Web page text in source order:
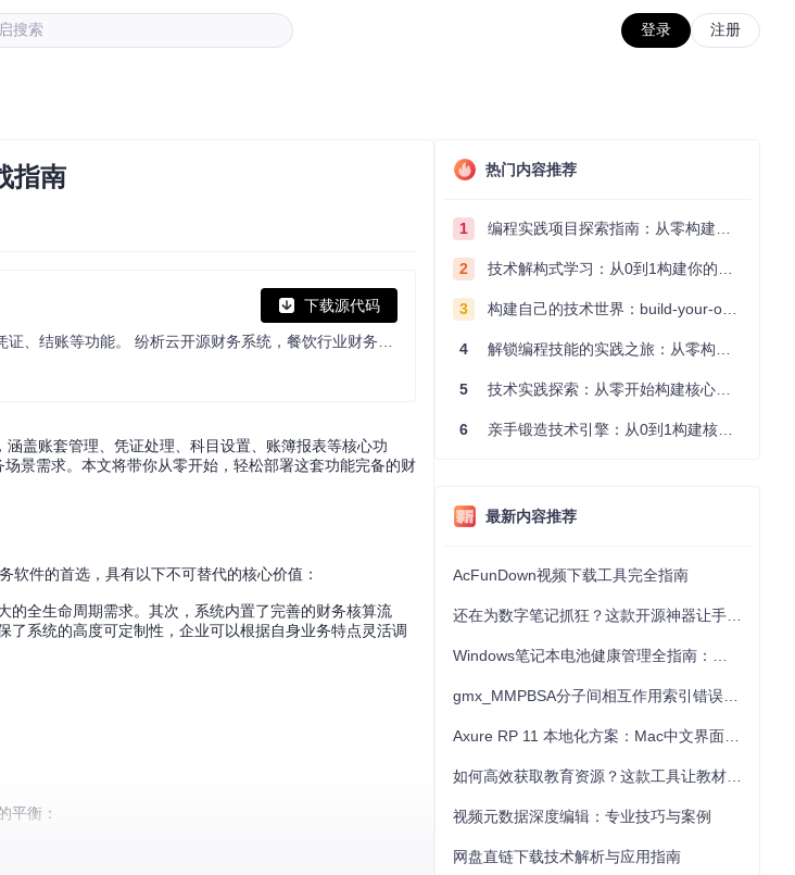
搜索 登录 注册
指南
下载源代码
盖账套管理、凭证处理、科目设置、账簿报表等核心功
景需求。本文将带你从零开始，轻松部署这套功能完备的财
件的首选，具有以下不可替代的核心价值：
的全生命周期需求。其次，系统内置了完善的财务核算流
系统的高度可定制性，企业可以根据自身业务特点灵活调
平衡：
热门内容推荐
1 编程实践项目探索指南：从零构建技术能力体系
2 技术解构式学习：从0到1构建你的编程知识体系
3 构建自己的技术世界：build-your-own-x项目的实践探索指南
4 解锁编程技能的实践之旅：从零构建你的技术世界
5 技术实践探索：从零开始构建核心系统的实践指南
6 亲手锻造技术引擎：从0到1构建核心系统的实践指南
最新内容推荐
AcFunDown视频下载工具完全指南
视频元数据深度编辑：专业技巧与案例
网盘直链下载技术解析与应用指南